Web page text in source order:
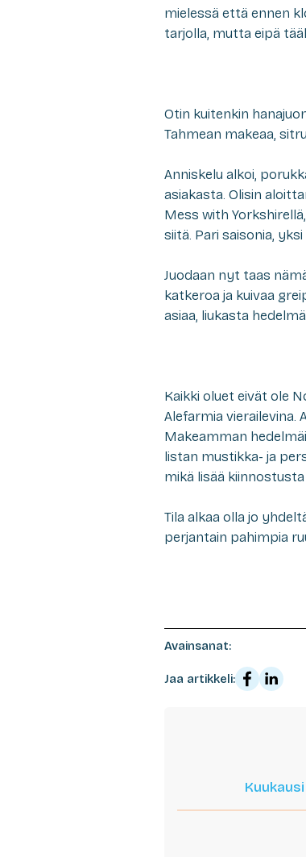
mielessä että ennen
tarjolla, mutta eipä
Otin kuitenkin
Tahmean makeaa,
Anniskelu alkoi,
asiakasta. Olisin
Mess with
siitä. Pari saisonia,
Juodaan nyt taas
katkeroa ja kuivaa
asiaa, liukasta
Kaikki oluet eivät ole
Alefarmia
Makeamman
listan mustikka- ja
mikä lisää
Tila alkaa olla jo
perjantain pahimpia
Avainsanat:
Jaa artikkeli: